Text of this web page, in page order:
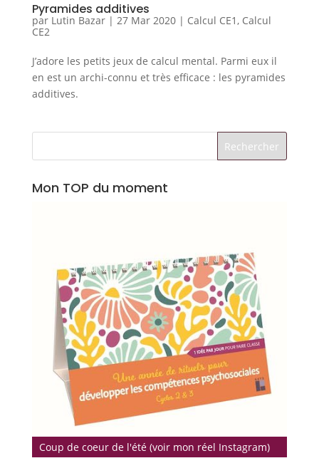
Pyramides additives
par Lutin Bazar| 27 Mar 2020| Calcul CE1, Calcul
CE2
J’adore les petits jeux de calcul mental. Parmi eux il
en est un archi-connu et très efficace : les pyramides
additives.
Mon TOP du moment
Coup de coeur de l'été (voir mon réel Instagram)